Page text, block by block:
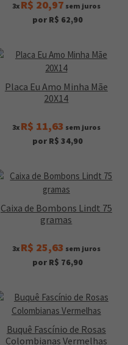
3x R$ 20,97 sem juros
por R$ 62,90
Placa Eu Amo Minha Mãe
20X14
3x R$ 11,63 sem juros
por R$ 34,90
Caixa de Bombons Lindt 75
gramas
3x R$ 25,63 sem juros
por R$ 76,90
Buquê Fascínio de Rosas
Colombianas Vermelhas